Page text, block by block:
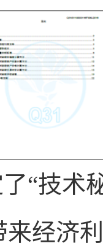
“技术
来经济